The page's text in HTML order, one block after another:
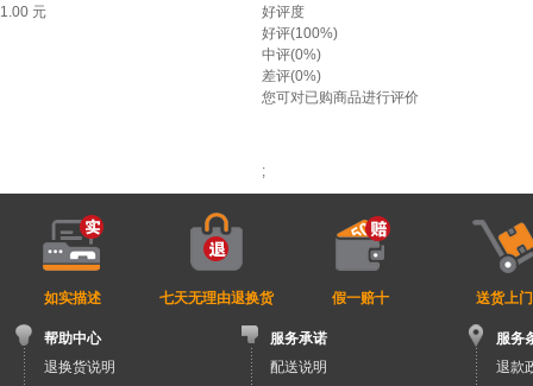
1.00 元
好评度
好评(100%)
中评(0%)
差评(0%)
您可对已购商品进行评价
;
如实描述 七天无理由退换货 假一赔十 送货上门
帮助中心
退换货说明
服务承诺
配送说明
服务
退款